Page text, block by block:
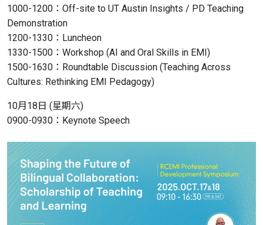
1000-1200：Off-site to UT Austin Insights / PD Teaching
Demonstration
1200-1330：Luncheon
1330-1500：Workshop (AI and Oral Skills in EMI)
1500-1630：Roundtable Discussion (Teaching Across
Cultures: Rethinking EMI Pedagogy)
10月18日 (星期六)
0900-0930：Keynote Speech